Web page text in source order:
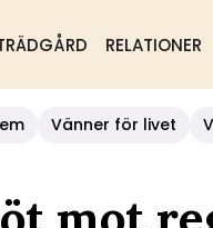
RELATIONER
Vänner för livet